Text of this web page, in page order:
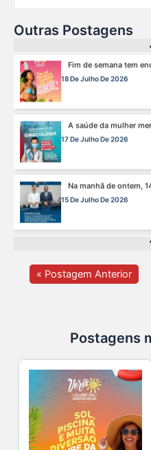
Outras Postagens
A saúde da mulher
17 De Julho De 2026
Na manhã de ontem,
15 De Julho De 2026
Cuidar da mente
13 De Julho De 2026
O domingo perfeito
Ganhar tempo,
7 De Julho De 2026
Neste sábado, dia 04
3 De Julho De 2026
« Postagem Anterior
Postagens